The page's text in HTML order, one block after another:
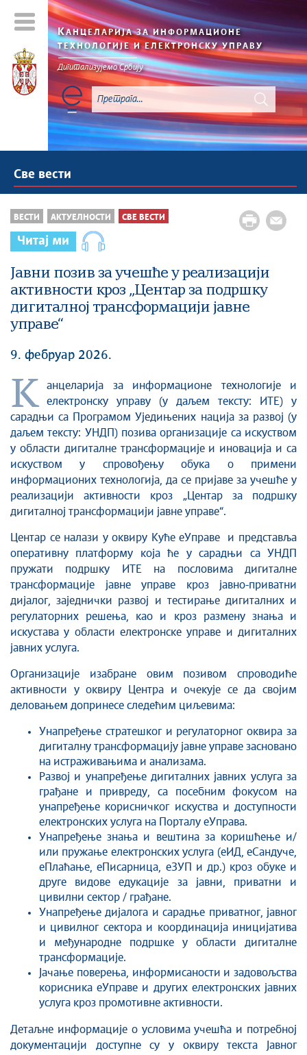
КАНЦЕЛАРИЈА ЗА ИНФОРМАЦИОНЕ
ТЕХНОЛОГИЈЕ И ЕЛЕКТРОНСКУ УПРАВУ
Дигитализујемо Србију
Све вести
ВЕСТИ АКТУЕЛНОСТИ СВЕ ВЕСТИ
Читај ми
Јавни позив за учешће у реализацији
активности кроз „Центар за подршку
дигиталној трансформацији јавне
управе“
9. фебруар 2026.
К
анцеларија за информационе технологије и
електронску управу (у даљем тексту: ИТЕ) у
сарадњи са Програмом Уједињених нација за развој (у
даљем тексту: УНДП) позива организације са искуством
у области дигиталне трансформације и иновација и са
искуством у спровођењу обука о примени
информационих технологија, да се пријаве за учешће у
реализацији активности кроз „Центар за подршку
дигиталној трансформацији јавне управе“.
Центар се налази у оквиру Куће еУправе и представља
оперативну платформу која ће у сарадњи са УНДП
пружати подршку ИТЕ на пословима дигиталне
трансформације јавне управе кроз јавно-приватни
дијалог, заједнички развој и тестирање дигиталних и
регулаторних решења, као и кроз размену знања и
искустава у области електронске управе и дигиталних
јавних услуга.
Организације изабране овим позивом спроводиће
активности у оквиру Центра и очекује се да својим
деловањем допринесе следећим циљевима:
Унапређење стратешког и регулаторног оквира за
дигиталну трансформацију јавне управе засновано
на истраживањима и анализама.
Развој и унапређење дигиталних јавних услуга за
грађане и привреду, са посебним фокусом на
унапређење корисничког искуства и доступности
електронских услуга на Порталу еУправа.
Унапређење знања и вештина за коришћење и/
или пружање електронских услуга (еИД, еСандуче,
еПлаћање, еПисарница, еЗУП и др.) кроз обуке и
друге видове едукације за јавни, приватни и
цивилни сектор / грађане.
Унапређење дијалога и сарадње приватног, јавног
и цивилног сектора и координација иницијатива
и међународне подршке у области дигиталне
трансформације.
Јачање поверења, информисаности и задовољства
корисника еУправе и других електронских јавних
услуга кроз промотивне активности.
Детаљне информације о условима учешћа и потребној
документацији доступне су у оквиру текста Јавног